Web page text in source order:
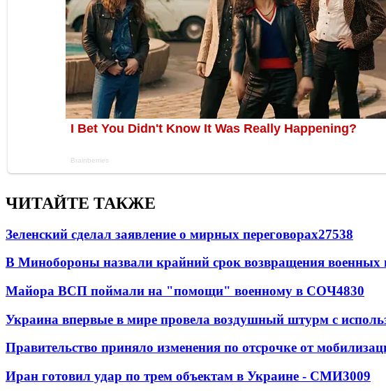
ЧИТАЙТЕ ТАКЖЕ
Зеленский сделал заявление о мирных переговорах27538
В Минобороны назвали крайний срок возвращения
Майора ВСП поймали на "помощи" военному в СОЧ4830
Украина впервые в мире провела воздушный штурм с
Правительство приняло изменения по отсрочке от
Иран готовил удар по трем объектам в Украине - СМИ3009